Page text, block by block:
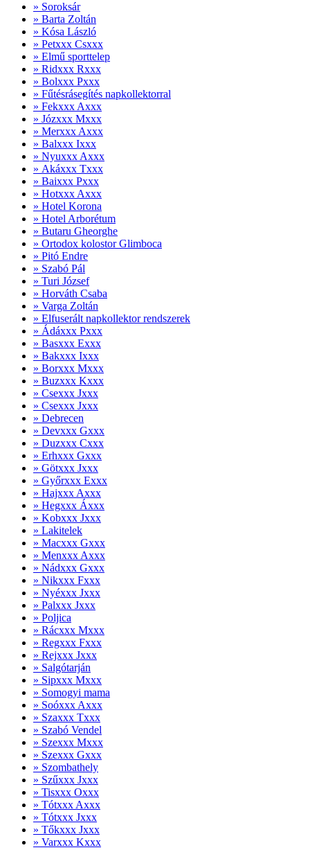
» Soroksár
» Barta Zoltán
» Kósa László
» Petxxx Csxxx
» Elmű sporttelep
» Ridxxx Rxxx
» Bolxxx Pxxx
» Fűtésrásegítés napkollektorral
» Fekxxx Axxx
» Józxxx Mxxx
» Merxxx Axxx
» Balxxx Ixxx
» Nyuxxx Axxx
» Akáxxx Txxx
» Baixxx Pxxx
» Hotxxx Axxx
» Hotel Korona
» Hotel Arborétum
» Butaru Gheorghe
» Ortodox kolostor Glimboca
» Pitó Endre
» Szabó Pál
» Turi József
» Horváth Csaba
» Varga Zoltán
» Elfuserált napkollektor rendszerek
» Ádáxxx Pxxx
» Basxxx Exxx
» Bakxxx Ixxx
» Borxxx Mxxx
» Buzxxx Kxxx
» Csexxx Jxxx
» Csexxx Jxxx
» Debrecen
» Devxxx Gxxx
» Duzxxx Cxxx
» Erhxxx Gxxx
» Götxxx Jxxx
» Győrxxx Exxx
» Hajxxx Axxx
» Hegxxx Áxxx
» Kobxxx Jxxx
» Lakitelek
» Macxxx Gxxx
» Menxxx Axxx
» Nádxxx Gxxx
» Nikxxx Fxxx
» Nyéxxx Jxxx
» Palxxx Jxxx
» Poljica
» Rácxxx Mxxx
» Regxxx Fxxx
» Rejxxx Jxxx
» Salgótarján
» Sipxxx Mxxx
» Somogyi mama
» Soóxxx Axxx
» Szaxxx Txxx
» Szabó Vendel
» Szexxx Mxxx
» Szexxx Gxxx
» Szombathely
» Szűxxx Jxxx
» Tisxxx Oxxx
» Tótxxx Axxx
» Tótxxx Jxxx
» Tőkxxx Jxxx
» Varxxx Kxxx